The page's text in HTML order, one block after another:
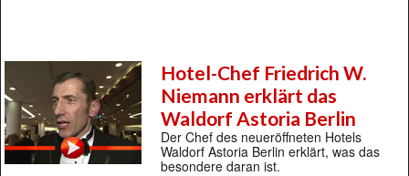
Hotel-Chef Friedrich W.
Niemann erklärt das
Waldorf Astoria Berlin
Der Chef des neueröffneten Hotels
Waldorf Astoria Berlin erklärt, was das
besondere daran ist.